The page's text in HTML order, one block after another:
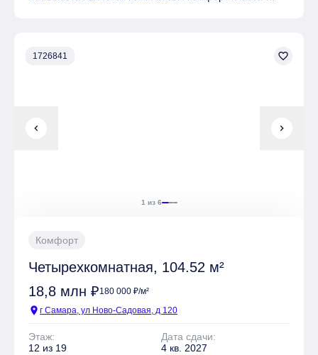
chevron_left chevron_right
1 из 6
1726841 favorite_border
Комфорт
Четырехкомнатная, 104.52 м²
18,8 млн ₽180 000 ₽/м²
location_on г Самара, ул Ново-Садовая, д 120
Этаж:
12 из 19
Дата сдачи:
4 кв. 2027